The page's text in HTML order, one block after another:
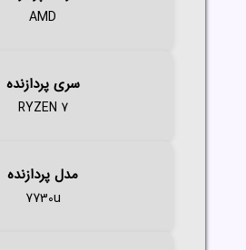
AMD
سری پردازنده
RYZEN 7
مدل پردازنده
7730u